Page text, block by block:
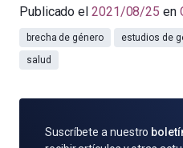
Publicado el 2021/08/25 en
brecha de género estudios de
salud
SUSCRÍBETE
Suscríbete a nuestro